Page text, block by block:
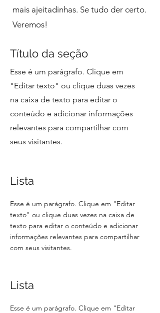
mais ajeitadinhas. Se tudo der certo.
Veremos!
Título da seção
Esse é um parágrafo. Clique em
"Editar texto" ou clique duas vezes
na caixa de texto para editar o
conteúdo e adicionar informações
relevantes para compartilhar com
seus visitantes.
Lista
Esse é um parágrafo. Clique em "Editar
texto" ou clique duas vezes na caixa de
texto para editar o conteúdo e adicionar
informações relevantes para compartilhar
com seus visitantes.
Lista
Esse é um parágrafo. Clique em "Editar